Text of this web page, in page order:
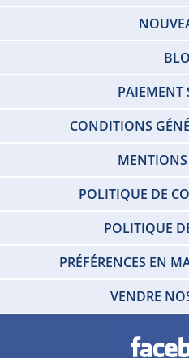
PAIEMENT
CONDITIONS
MENTIONS
POLITIQUE DE
POLITIQUE
PRÉFÉRENCES EN
VENDRE